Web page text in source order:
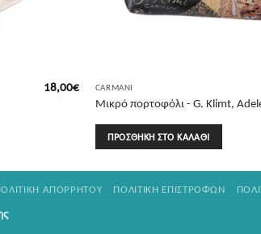
18,00€ CARMANI
Μικρό πορτοφόλι - G. Klimt,
ΠΡΟΣΘΉΚΗ ΣΤΟ ΚΑΛΆΘΙ
ΑΠΟΡΡΉΤΟΥ ΠΟΛΙΤΙΚΉ ΕΠΙΣΤΡΟΦΏΝ